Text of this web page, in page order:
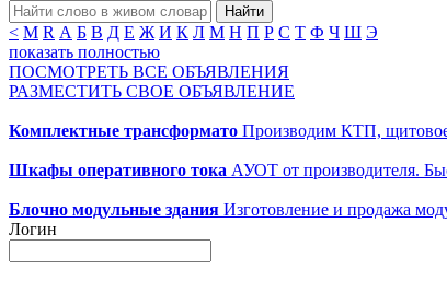
Найти
< M R А Б В Д Е Ж И К Л М Н П Р С Т Ф Ч Ш Э
показать полностью
ПОСМОТРЕТЬ ВСЕ ОБЪЯВЛЕНИЯ
РАЗМЕСТИТЬ СВОЕ ОБЪЯВЛЕНИЕ
Комплектные трансформато Производим КТП,
Шкафы оперативного тока АУОТ от производителя.
Блочно модульные здания Изготовление и продажа
Логин